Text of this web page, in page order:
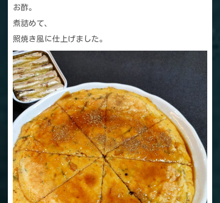
お酢。
煮詰めて、
照焼き風に仕上げました。